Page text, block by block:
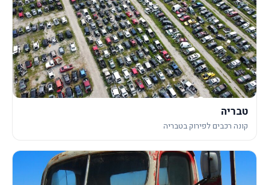
טבריה
קונה רכבים לפירוק בטבריה